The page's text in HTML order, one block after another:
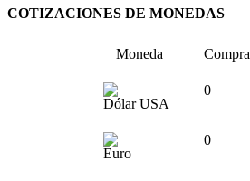
COTIZACIONES DE MONEDAS
Moneda Compra
Dólar USA
0
Euro
0